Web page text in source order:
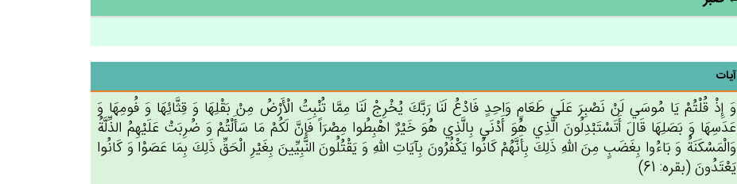
آیات
وَ إِذْ قُلْتُم‌ْ يَا مُوسَي‌ لَن‌ْ نَصْبِرَ عَلَي‌ طَعَام‌ٍ وَاحِدٍ فَادْع‌ُ لَنَا رَبَّك‌َ يُخْرِج‌ْ لَنَا مِمَّا تُنْبِت‌ُ الْأَرْض‌ُ مِن‌ْ بَقْلِهَا وَ قِثَّائِهَا وَ فُومِهَا وَ
عَدَسِهَا وَ بَصَلِهَا قَال‌َ أَتَسْتَبْدِلُون‌َ الَّذِي‌ هُوَ أَدْنَي‌ بِالَّذِي‌ هُوَ خَيْرٌ اهْبِطُوا مِصْرَاً فَإِن‌َّ لَكُم‌ْ مَا سَأَلْتُم‌ْ وَ ضُرِبَت‌ْ عَلَيْهِم‌ُ الذِّلَّة‌ُ
وَالْمَسْكَنَة‌ُ وَ بَاءُوا بِغَضَب‌ٍ مِن‌َ الله‌ِ ذَلِك‌َ بِأَنَّهُم‌ْ كَانُوا يَكْفُرُون‌َ بِآيَات‌ِ الله‌ِ وَ يَقْتُلُون‌َ النَّبِيِّين‌َ بِغَيْرِ الْحَق‌ِّ ذَلِك‌َ بِمَا عَصَوْا وَ كَانُوا
يَعْتَدُون‌َ (بقره: 61)